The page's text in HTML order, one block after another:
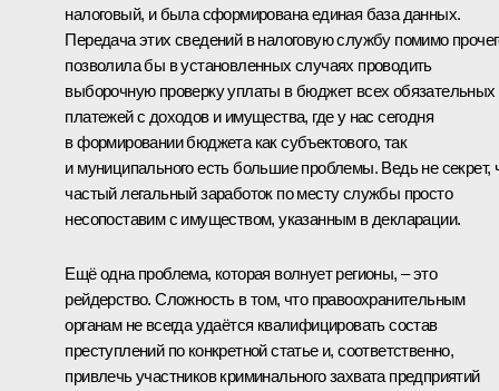
налоговый, и была сформирована единая база данных.
Передача этих сведений в налоговую службу помимо
позволила бы в установленных случаях проводить
выборочную проверку уплаты в бюджет всех обязательных
платежей с доходов и имущества, где у нас сегодня
в формировании бюджета как субъектового, так
и муниципального есть большие проблемы. Ведь не секрет,
частый легальный заработок по месту службы просто
несопоставим с имуществом, указанным в декларации.
Ещё одна проблема, которая волнует регионы, – это
рейдерство. Сложность в том, что правоохранительным
органам не всегда удаётся квалифицировать состав
преступлений по конкретной статье и, соответственно,
привлечь участников криминального захвата предприятий